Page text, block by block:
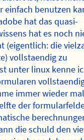
einfach benutzen
hat das quasi-
hat es noch
(eigentlich: die
vollstaendig zu
unter linux kenne
immer wieder
der
die schuld den